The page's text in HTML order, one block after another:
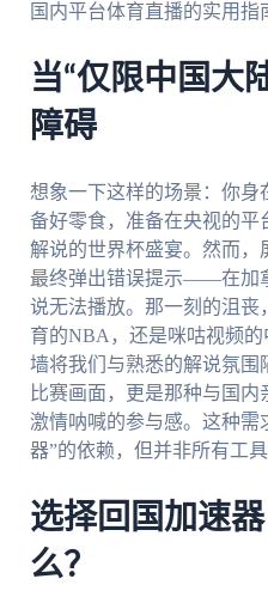
国内平台体育直播的实用指
当“仅限中国大
障碍
想象一下这样的场景：你身
备好零食，准备在央视的
解说的世界杯盛宴。然而，
最终弹出错误提示——在加
说无法播放。那一刻的沮
育的NBA，还是咪咕视频
墙将我们与熟悉的解说氛围
比赛画面，更是那种与国
激情呐喊的参与感。这种需
器”的依赖，但并非所有工具
选择回国加速
么？